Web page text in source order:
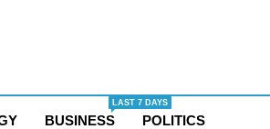
BUSINESS
LAST 7 DAYS
POLITICS